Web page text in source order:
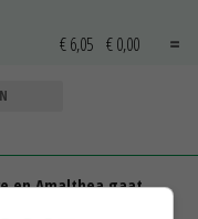
€ 6,05 € 0,00
en Amalthea gaat